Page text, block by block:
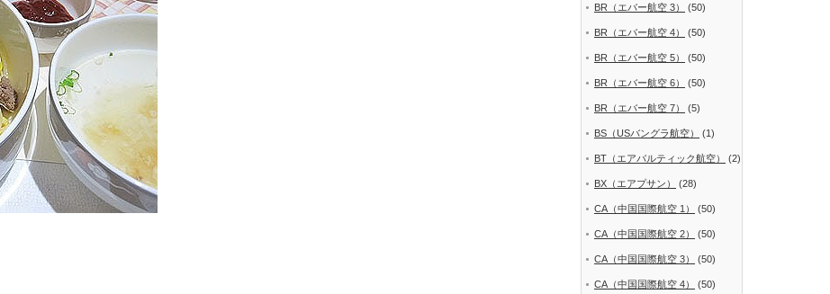
BR（エバー航空 3） (50)
BR（エバー航空 4） (50)
BR（エバー航空 5） (50)
BR（エバー航空 6） (50)
BR（エバー航空 7） (5)
BS（USバングラ航空） (1)
BT（エアバルティック航空） (2)
BX（エアプサン） (28)
CA（中国国際航空 1） (50)
CA（中国国際航空 2） (50)
CA（中国国際航空 3） (50)
CA（中国国際航空 4） (50)